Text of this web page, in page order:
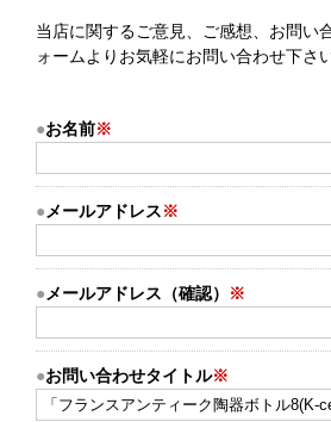
当店に関するご意見、ご感想、お問い
ォームよりお気軽にお問い合わせ下さい
お名前※
メールアドレス ※
メールアドレス（確認） ※
お問い合わせタイトル※